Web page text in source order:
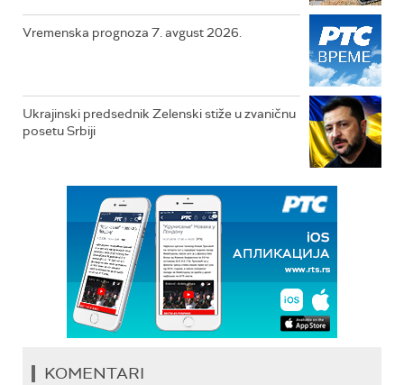
Vremenska prognoza 7. avgust 2026.
Ukrajinski predsednik Zelenski stiže u zvaničnu
posetu Srbiji
KOMENTARI